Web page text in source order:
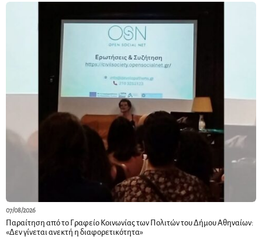
07/08/2026
Παραίτηση από το Γραφείο Κοινωνίας των Πολιτών του Δήμου Αθηναίων:
«Δεν γίνεται ανεκτή η διαφορετικότητα»